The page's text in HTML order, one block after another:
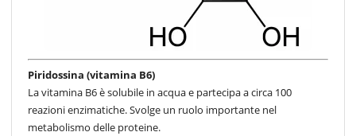
Piridossina (vitamina B6)
La vitamina B6 è solubile in acqua e partecipa a circa 100
reazioni enzimatiche. Svolge un ruolo importante nel
metabolismo delle proteine.